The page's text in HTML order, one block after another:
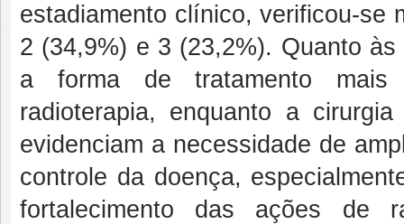
estadiamento clínico, verificou-se
2 (34,9%) e 3 (23,2%). Quanto
a forma de tratamento mais
radioterapia, enquanto a
evidenciam a necessidade de
controle da doença,
fortalecimento das ações de